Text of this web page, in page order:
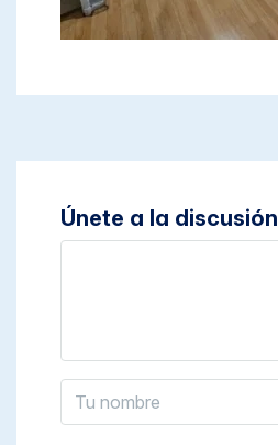
Únete a la discusión